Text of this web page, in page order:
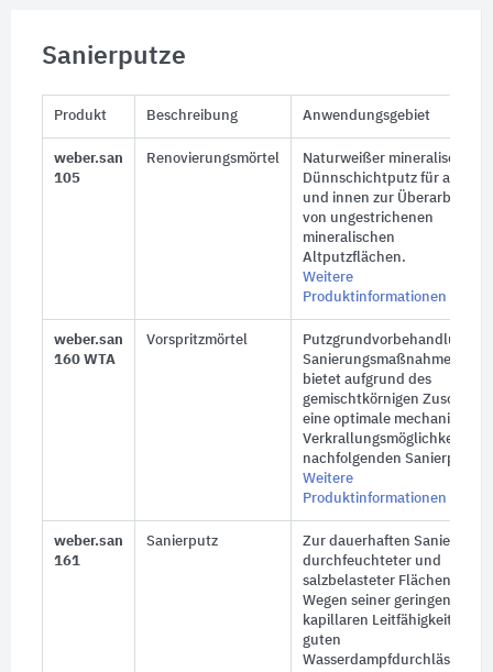
Sanierputze
Produkt Beschreibung Anwendungsgebiet
weber.san
105
Renovierungsmörtel
Naturweißer mineralischer
Dünnschichtputz für außen
und innen zur Überarbeitung
von ungestrichenen
mineralischen
Altputzflächen.
Weitere
Produktinformationen
weber.san
160 WTA
Vorspritzmörtel
Putzgrundvorbehandlung
Sanierungsmaßnahmen und
bietet aufgrund des
gemischtkörnigen Zuschlags
eine optimale mechanische
Verkrallungsmöglichkeit des
nachfolgenden
Weitere
Produktinformationen
weber.san
161
Sanierputz
Zur dauerhaften Sanierung
durchfeuchteter und
salzbelasteter Flächen.
Wegen seiner geringen
kapillaren Leitfähigkeit, der
guten
Wasserdampfdurchlässigkeit